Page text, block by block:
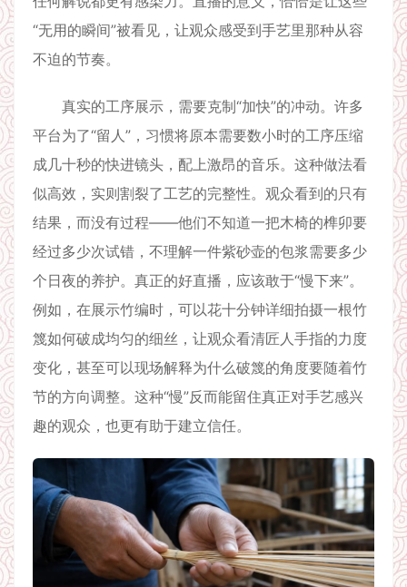
“无用的瞬间”被看见，让观众感受到手艺里那种从容
不迫的节奏。
真实的工序展示，需要克制“加快”的冲动。许多
平台为了“留人”，习惯将原本需要数小时的工序压缩
成几十秒的快进镜头，配上激昂的音乐。这种做法看
似高效，实则割裂了工艺的完整性。观众看到的只有
结果，而没有过程——他们不知道一把木椅的榫卯要
经过多少次试错，不理解一件紫砂壶的包浆需要多少
个日夜的养护。真正的好直播，应该敢于“慢下来”。
例如，在展示竹编时，可以花十分钟详细拍摄一根竹
篾如何破成均匀的细丝，让观众看清匠人手指的力度
变化，甚至可以现场解释为什么破篾的角度要随着竹
节的方向调整。这种“慢”反而能留住真正对手艺感兴
趣的观众，也更有助于建立信任。